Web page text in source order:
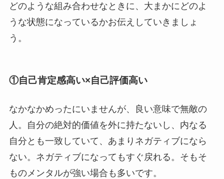
どのような組み合わせなときに、大まかにどのよ
うな状態になっているかお伝えしていきましょ
う。
①自己肯定感高い×自己評価高い
なかなかめったにいませんが、良い意味で無敵の
人。自分の絶対的価値を外に持たないし、内なる
自分とも一致していて、あまりネガティブになら
ない。ネガティブになってもすぐ戻れる。そもそ
ものメンタルが強い場合も多いです。